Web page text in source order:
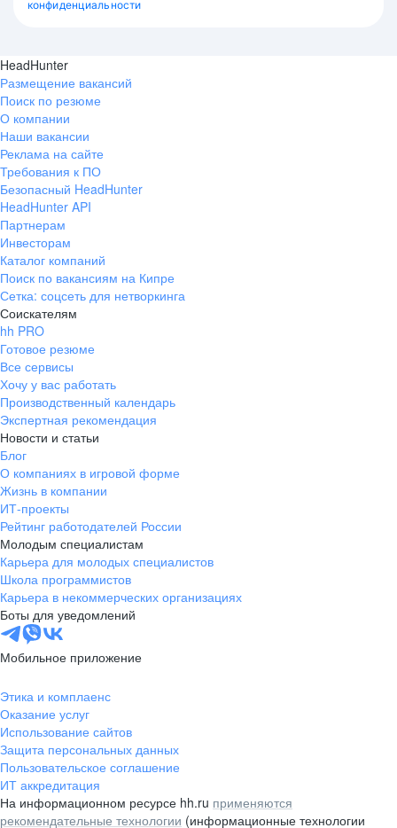
конфиденциальности
HeadHunter
Размещение вакансий
Поиск по резюме
О компании
Наши вакансии
Реклама на сайте
Требования к ПО
Безопасный HeadHunter
HeadHunter API
Партнерам
Инвесторам
Каталог компаний
Поиск по вакансиям на Кипре
Сетка: соцсеть для нетворкинга
Соискателям
hh PRO
Готовое резюме
Все сервисы
Хочу у вас работать
Производственный календарь
Экспертная рекомендация
Новости и статьи
Блог
О компаниях в игровой форме
Жизнь в компании
ИТ-проекты
Рейтинг работодателей России
Молодым специалистам
Карьера для молодых специалистов
Школа программистов
Карьера в некоммерческих организациях
Боты для уведомлений
Мобильное приложение
Этика и комплаенс
Оказание услуг
Использование сайтов
Защита персональных данных
Пользовательское соглашение
ИТ аккредитация
На информационном ресурсе hh.ru применяются
рекомендательные технологии (информационные технологии